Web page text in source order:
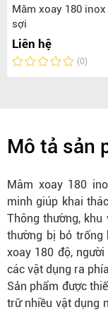
Mâm xoay 180 inox
sợi
Liên hệ
(0)
Mô tả sản
Mâm xoay 180
minh giúp khai
Thông thường, khu
thường bị bỏ trống
xoay 180 độ,
các vật dụng ra
Sản phẩm được
trữ nhiều vật dụng